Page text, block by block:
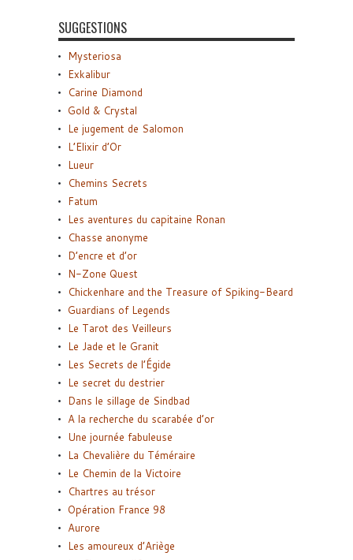
SUGGESTIONS
Mysteriosa
Exkalibur
Carine Diamond
Gold & Crystal
Le jugement de Salomon
L’Elixir d’Or
Lueur
Chemins Secrets
Fatum
Les aventures du capitaine Ronan
Chasse anonyme
D’encre et d’or
N-Zone Quest
Chickenhare and the Treasure of Spiking-Beard
Guardians of Legends
Le Tarot des Veilleurs
Le Jade et le Granit
Les Secrets de l’Égide
Le secret du destrier
Dans le sillage de Sindbad
A la recherche du scarabée d’or
Une journée fabuleuse
La Chevalière du Téméraire
Le Chemin de la Victoire
Chartres au trésor
Opération France 98
Aurore
Les amoureux d’Ariège